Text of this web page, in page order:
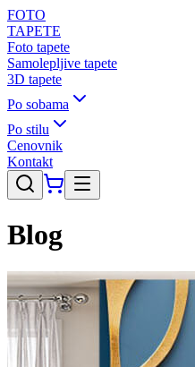
FOTO
TAPETE
Foto tapete
Samolepljive tapete
3D tapete
Po sobama
Po stilu
Cenovnik
Kontakt
Blog